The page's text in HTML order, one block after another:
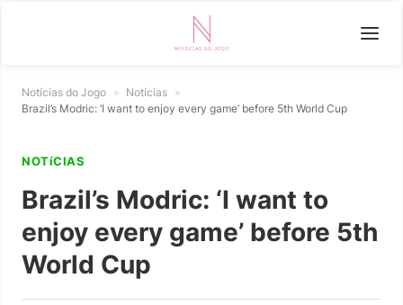
Notícias do Jogo » Notícias »
Brazil’s Modric: ‘I want to enjoy every game’ before 5th World Cup
NOTíCIAS
Brazil’s Modric: ‘I want to
enjoy every game’ before 5th
World Cup